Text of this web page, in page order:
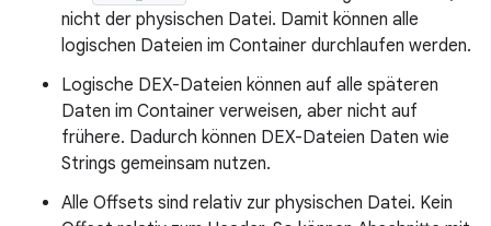
nicht der physischen Datei. Damit können alle
logischen Dateien im Container durchlaufen werden.
Logische DEX-Dateien können auf alle späteren
Daten im Container verweisen, aber nicht auf
frühere. Dadurch können DEX-Dateien Daten wie
Strings gemeinsam nutzen.
Alle Offsets sind relativ zur physischen Datei. Kein